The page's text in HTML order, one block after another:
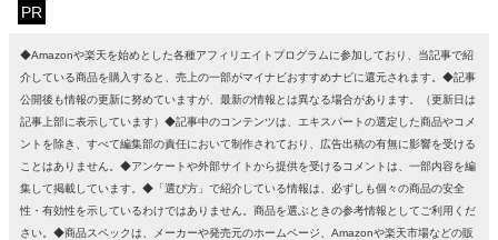
PR
◆Amazonや楽天を始めとした各種アフィリエイトプログラムに参加しており、当記事で紹
介している商品を購入すると、売上の一部がマイナビおすすめナビに還元されます。◆記事
公開後も情報の更新に努めていますが、最新の情報とは異なる場合があります。（更新日は
記事上部に表示しています）◆記事中のコンテンツは、エキスパートの選定した商品やコメ
ントを除き、すべて編集部の責任において制作されており、広告出稿の有無に影響を受ける
ことはありません。◆アンケートや外部サイトから提供を受けるコメントは、一部内容を編
集して掲載しています。◆「選び方」で紹介している情報は、必ずしも個々の商品の安全
性・有効性を示しているわけではありません。商品を選ぶときの参考情報としてご利用くだ
さい。◆商品スペックは、メーカーや発売元のホームページ、Amazonや楽天市場などの販